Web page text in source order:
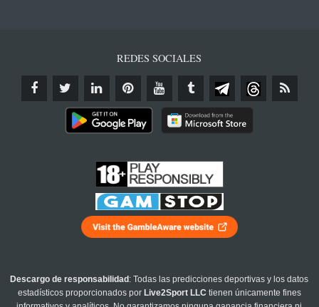
REDES SOCIALES
Descargo de responsabilidad : Todas las predicciones deportivas y los datos
estadísticos proporcionados por Live2Sport LLC tienen únicamente fines